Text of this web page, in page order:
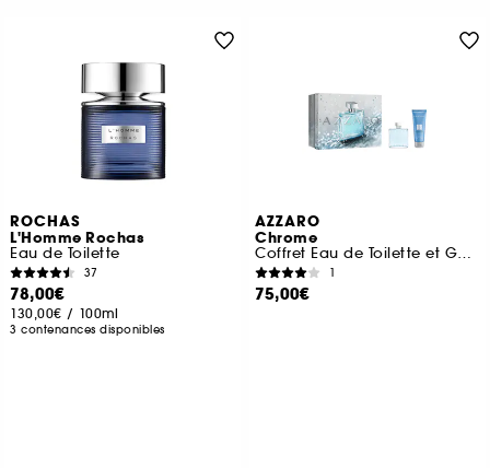
ROCHAS
L'Homme Rochas
Eau de Toilette
37
78,00€
130,00€ / 100ml
3 contenances disponibles
AZZARO
Chrome
Coffret Eau de Toilette et Gel Douche Cheveux & Corps
1
75,00€